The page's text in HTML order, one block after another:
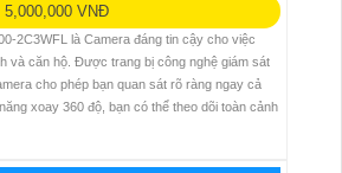
5,000,000 VNĐ
2C3WFL là Camera đáng tin cậy cho việc
và căn hộ. Được trang bị công nghệ giám sát
cho phép bạn quan sát rõ ràng ngay cả
xoay 360 độ, bạn có thể theo dõi toàn cảnh